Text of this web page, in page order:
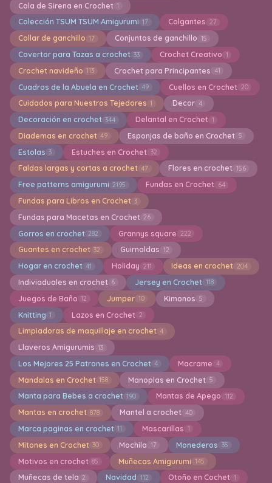
Cola de Sirena en Crochet 1
Colección TSUM TSUM Amigurumi 17 Colgantes 27
Collar de ganchillo 17 Conjuntos de ganchillo 15
Covertor para Tazas a crochet 33 Crochet Creativo 1
Crochet navideño 113 Crochet para Principantes 41
Cuadros de la Abuela en Crochet 49 Cuellos en Crochet 20
Cuidados para Nuestros Tejedores 1 Decor 4
Decoración en crochet 344 Delantal en Crochet 1
Diademas en crochet 49 Esponjas de baño en Crochet 5
Estolas 3 Estuches en Crochet 32
Faldas largas y cortas a crochet 47 Flores en crochet 156
Free patterns amigurumi 2195 Fundas en Crochet 64
Fundas para Libros en Crochet 3
Fundas para Macetas en Crochet 26
Gorros en crochet 282 Grannys square 222
Guantes en crochet 32 Guirnaldas 12
Hogar en crochet 41 Holiday 211 Ideas en crochet 204
Indiviaduales en crochet 6 Jersey en Crochet 118
Juegos de Baño 12 Jumper 10 Kimonos 5
Knitting 1 Lazos en Crochet 2
Limpiadoras de maquillaje en crochet 4
Llaveros Amigurumis 13
Los Mejores 25 Patrones en Crochet 4 Macrame 4
Mandalas en Crochet 158 Manoplas en Crochet 5
Manta para Bebes a crochet 190 Mantas de Apego 112
Mantas en crochet 878 Mantel a crochet 40
Marca paginas en crochet 11 Mascarillas 1
Mitones en Crochet 30 Mochila 17 Monederos 35
Motivos en crochet 85 Muñecas Amigurumi 145
Muñecas de tela 2 Navidad 112 Otoño en Cochet 1